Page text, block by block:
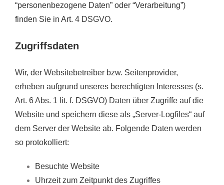
“personenbezogene Daten” oder “Verarbeitung”)
finden Sie in Art. 4 DSGVO.
Zugriffsdaten
Wir, der Websitebetreiber bzw. Seitenprovider,
erheben aufgrund unseres berechtigten Interesses (s.
Art. 6 Abs. 1 lit. f. DSGVO) Daten über Zugriffe auf die
Website und speichern diese als „Server-Logfiles“ auf
dem Server der Website ab. Folgende Daten werden
so protokolliert:
Besuchte Website
Uhrzeit zum Zeitpunkt des Zugriffes